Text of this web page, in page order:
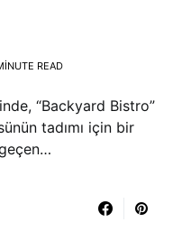
READ
“Backyard Bistro”
tadımı için bir